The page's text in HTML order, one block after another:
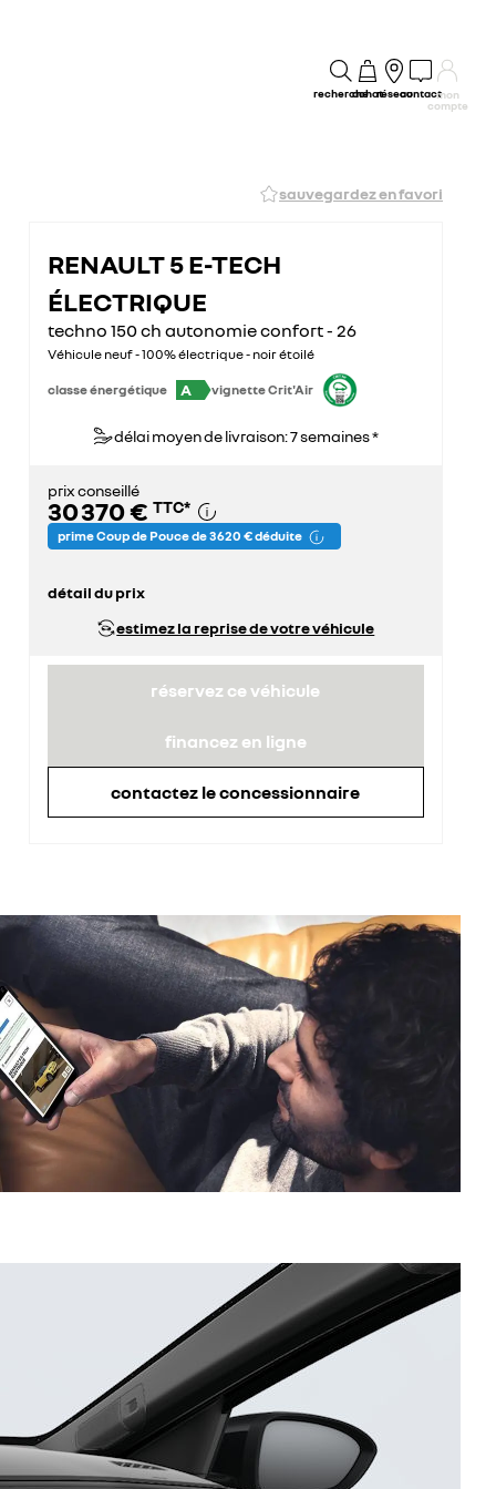
rechercheachatréseaucontactmon
compte
sauvegardez en favori
RENAULT 5 E-TECH
ÉLECTRIQUE
techno 150 ch autonomie confort - 26
Véhicule neuf - 100% électrique - noir étoilé
classe énergétique A vignette Crit'Air
délai moyen de livraison: 7 semaines *
prix conseillé
30 370 € TTC*
prime Coup de Pouce de 3 620 € déduite
détail du prix
prime Coup de Pouce déduite
estimez la reprise de votre véhicule
réservez ce véhicule
financez en ligne
contactez le concessionnaire